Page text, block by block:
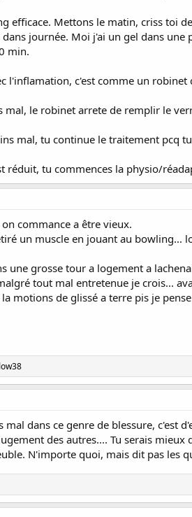
efficace. Mettons le matin, criss toi
journée. Moi j'ai un gel dans
min.
l'inflamation, c'est comme un
mal, le robinet arrete de remplir le
mal, tu continue le traitement pcq
réduit, tu commences la physio/
commance a être vieux.
un muscle en jouant au bowling...
une grosse tour a logement a
tout mal entretenue je crois...
motions de glissé a terre pis je
mal dans ce genre de blessure, c'est
des autres.... Tu serais
N'importe quoi, mais dit pas les